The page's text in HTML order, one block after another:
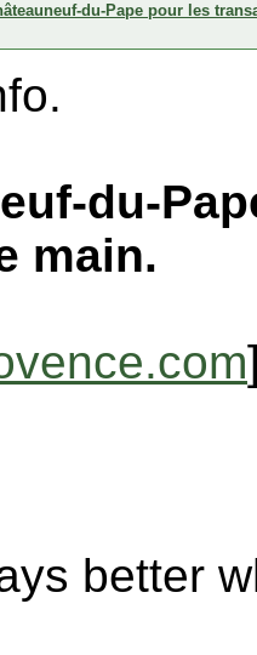
du-Pape pour les
du-
main.
better